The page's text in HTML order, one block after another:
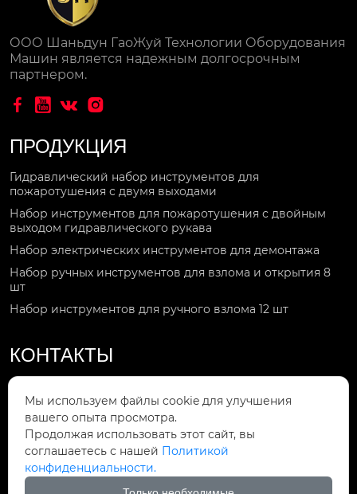
ООО Шаньдун ГаоЖуй Технологии Оборудования
Машин является надежным долгосрочным
партнером.
   
ПРОДУКЦИЯ
Гидравлический набор инструментов для
пожаротушения с двумя выходами
Набор инструментов для пожаротушения с двойным
выходом гидравлического рукава
Набор электрических инструментов для демонтажа
Набор ручных инструментов для взлома и открытия 8
шт
Набор инструментов для ручного взлома 12 шт
КОНТАКТЫ

+86-15092551119

Мы в сети
Gaorui708@gmail.com
Мы находимся
Мы используем файлы cookie для улучшения
вашего опыта просмотра.
Продолжая использовать этот сайт, вы
соглашаетесь с нашей Политикой
конфиденциальности.